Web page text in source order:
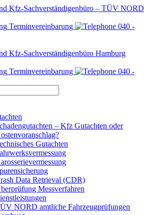
Terminvereinbarung
040 -
Terminvereinbarung
040 -
– Kfz Gutachten oder
Gutachten
Data Retrieval (CDR)
Messverfahren
NORD amtliche Fahrzeugprüfungen